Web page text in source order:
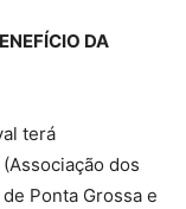
DA
terá
dos
Ponta Grossa e